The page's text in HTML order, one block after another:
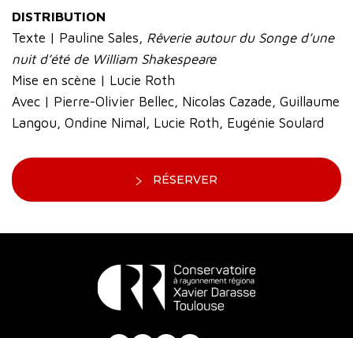
DISTRIBUTION
Texte | Pauline Sales, Rêverie autour du Songe d’une
nuit d’été de William Shakespeare
Mise en scène | Lucie Roth
Avec | Pierre-Olivier Bellec, Nicolas Cazade, Guillaume
Langou, Ondine Nimal, Lucie Roth, Eugénie Soulard
RÉSERVER